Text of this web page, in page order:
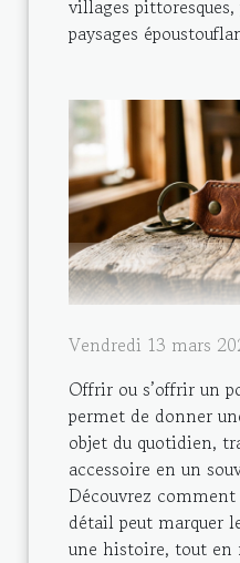
villages
paysages
Vendredi 13 mars
Offrir ou s’offrir un
permet de donner
objet du quotidien,
accessoire en un
Découvrez
détail peut marquer
une histoire, tout en